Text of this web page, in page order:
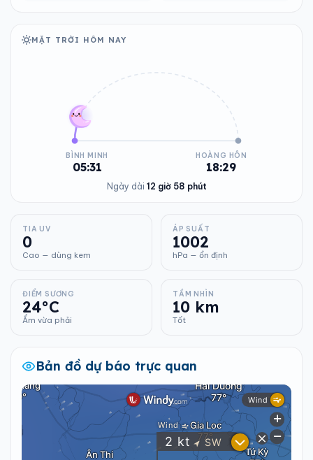
MẶT TRỜI HÔM NAY
BÌNH MINH
05:31
HOÀNG HÔN
18:29
Ngày dài 12 giờ 58 phút
TIA UV
0
Cao — dùng kem
ÁP SUẤT
1002
hPa — ổn định
ĐIỂM SƯƠNG
24°C
Ẩm vừa phải
TẦM NHÌN
10 km
Tốt
Bản đồ dự báo trực quan